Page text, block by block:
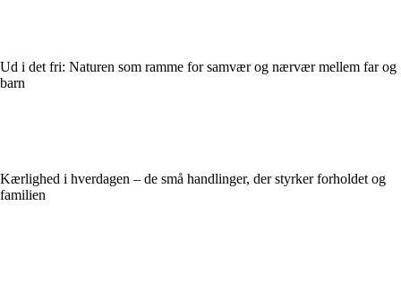
Ud i det fri: Naturen som ramme for samvær og nærvær mellem far og
barn
Kærlighed i hverdagen – de små handlinger, der styrker forholdet og
familien